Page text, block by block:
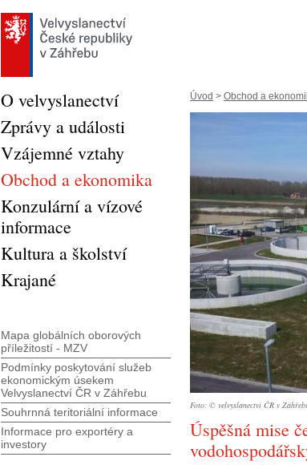
Úvod > Obchod a
Foto: © velvyslanectví ČR v
Úspěšná mise
O velvyslanectví
Zprávy a události
Vzájemné vztahy
Obchod a ekonomika
Konzulární a vízové
informace
Kultura a školství
Krajané
Mapa globálních oborových
příležitostí - MZV
Podmínky poskytování služeb
ekonomickým úsekem
Velvyslanectví ČR v Záhřebu
Souhrnná teritoriální informace
Informace pro exportéry a
investory